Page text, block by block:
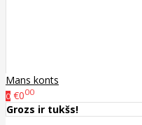
Mans konts
0 €000
Grozs ir tukšs!